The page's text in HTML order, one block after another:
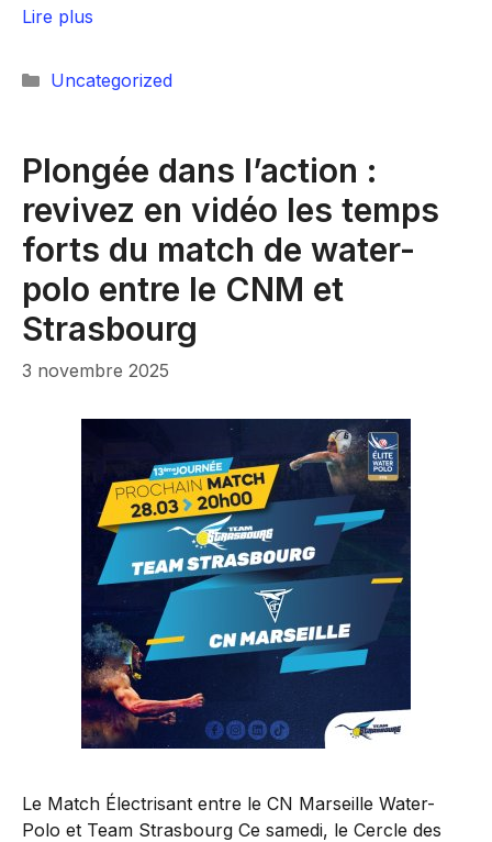
Lire plus
Catégories
Uncategorized
Plongée dans l’action :
revivez en vidéo les temps
forts du match de water-
polo entre le CNM et
Strasbourg
3 novembre 2025
Le Match Électrisant entre le CN Marseille Water-
Polo et Team Strasbourg Ce samedi, le Cercle des